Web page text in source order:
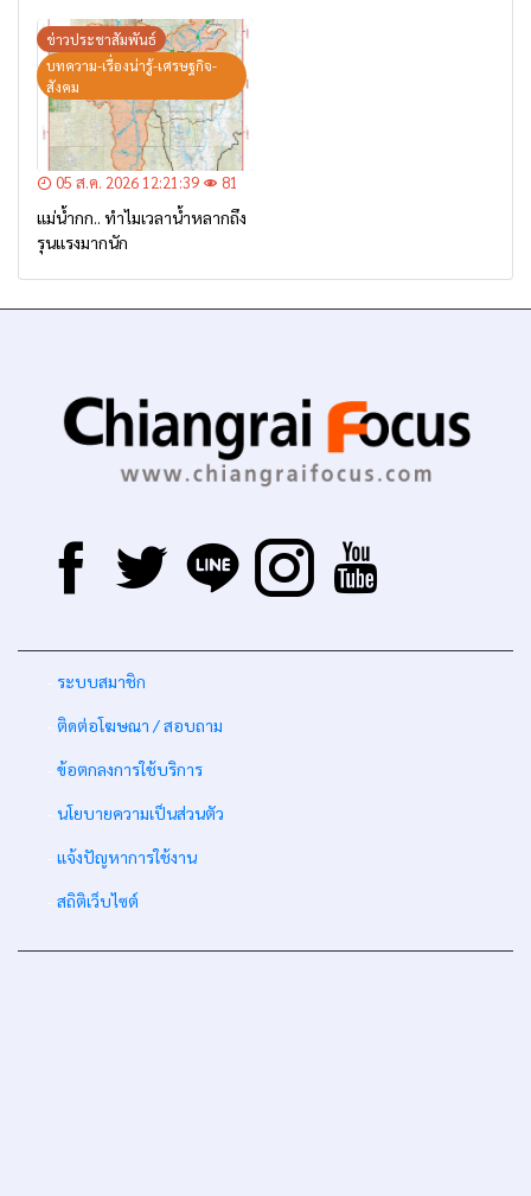
– เตรียมการอพยพ”
ข่าวประชาสัมพันธ์
บทความ-เรื่องน่ารู้-เศรษฐกิจ-
สังคม
05 ส.ค. 2026 12:21:39 81
แม่น้ำกก.. ทำไมเวลาน้ำหลากถึง
รุนแรงมากนัก
ระบบสมาชิก
ติดต่อโฆษณา / สอบถาม
ข้อตกลงการใช้บริการ
นโยบายความเป็นส่วนตัว
แจ้งปัญหาการใช้งาน
สถิติเว็บไซต์